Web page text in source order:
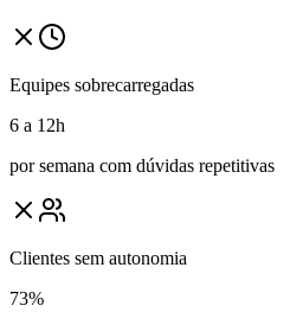
Equipes sobrecarregadas
6 a 12h
por semana com dúvidas repetitivas
Clientes sem autonomia
73%